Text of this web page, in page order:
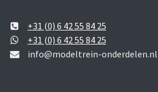
+31 (0) 6 42 55 84 25
+31 (0) 6 42 55 84 25
info@modeltrein-onderdelen.nl